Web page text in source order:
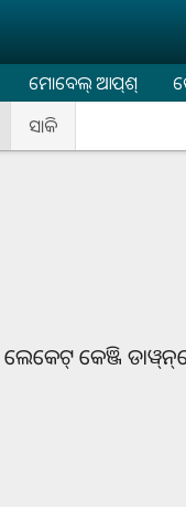
ସାକି
ମୋବେଲ୍‌ ଆପ୍‌ଶ୍‌
କେଞ୍ଜି